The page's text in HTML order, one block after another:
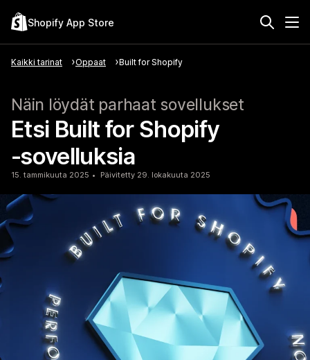
Shopify App Store
Kaikki tarinat Oppaat Built for Shopify
Näin löydät parhaat sovellukset
Etsi Built for Shopify
‑sovelluksia
15. tammikuuta 2025 Päivitetty 29. lokakuuta 2025